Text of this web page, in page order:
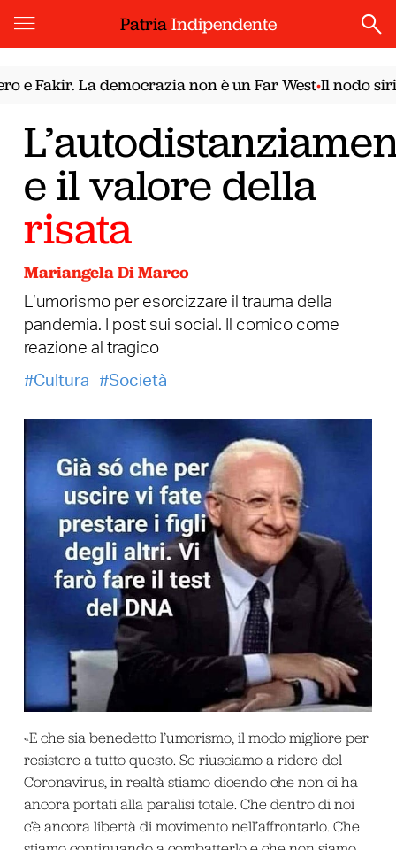
PatriaIndipendente
Fakir. La democrazia non è un Far West•Il nodo
e il valore della
risata
Mariangela Di Marco
L’umorismo per esorcizzare il trauma della
pandemia. I post sui social. Il comico come
reazione al tragico
Cultura
Società
«E che sia benedetto l’umorismo, il modo migliore per
resistere a tutto questo. Se riusciamo a ridere del
Coronavirus, in realtà stiamo dicendo che non ci ha
ancora portati alla paralisi totale. Che dentro di noi
c’è ancora libertà di movimento nell’affrontarlo. Che